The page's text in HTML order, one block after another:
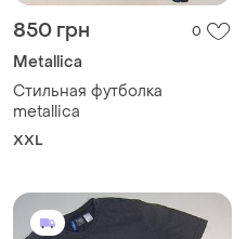
850 грн 0
Metallica
Стильная футболка
metallica
XXL